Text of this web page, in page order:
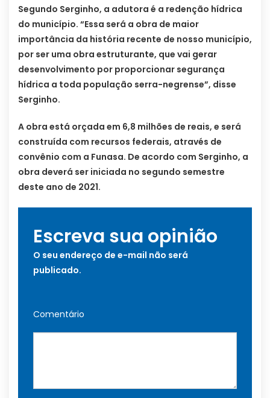
Segundo Serginho, a adutora é a redenção hídrica
do município. “Essa será a obra de maior
importância da história recente de nosso município,
por ser uma obra estruturante, que vai gerar
desenvolvimento por proporcionar segurança
hídrica a toda população serra-negrense”, disse
Serginho.
A obra está orçada em 6,8 milhões de reais, e será
construída com recursos federais, através de
convênio com a Funasa. De acordo com Serginho, a
obra deverá ser iniciada no segundo semestre
deste ano de 2021.
Escreva sua opinião
O seu endereço de e-mail não será
publicado.
Comentário